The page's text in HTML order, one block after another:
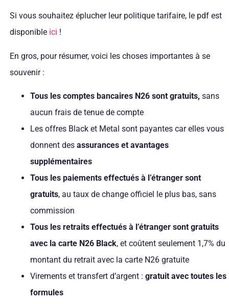
Si vous souhaitez éplucher leur politique tarifaire, le pdf est
disponible ici !
En gros, pour résumer, voici les choses importantes à se
souvenir :
Tous les comptes bancaires N26 sont gratuits, sans
aucun frais de tenue de compte
Les offres Black et Metal sont payantes car elles vous
donnent des assurances et avantages
supplémentaires
Tous les paiements effectués à l’étranger sont
gratuits, au taux de change officiel le plus bas, sans
commission
Tous les retraits effectués à l’étranger sont gratuits
avec la carte N26 Black, et coûtent seulement 1,7% du
montant du retrait avec la carte N26 gratuite
Virements et transfert d’argent : gratuit avec toutes les
formules